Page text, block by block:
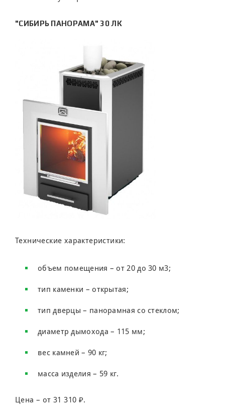
"СИБИРЬ ПАНОРАМА" 30 ЛК
Технические характеристики:
объем помещения – от 20 до 30 м3;
тип каменки – открытая;
тип дверцы – панорамная со стеклом;
диаметр дымохода – 115 мм;
вес камней – 90 кг;
масса изделия – 59 кг.
Цена – от 31 310 ₽.